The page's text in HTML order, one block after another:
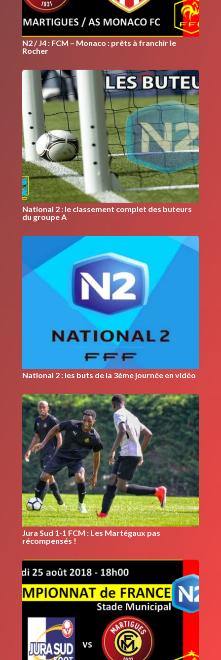
N2 / J4 : FCM – Monaco : prêts à franchir le
Rocher
National 2 : le classement complet des buteurs
du groupe A
National 2 : les buts de la 3ème journée en vidéo
Jura Sud 1-1 FCM : Les Martégaux pas
récompensés !